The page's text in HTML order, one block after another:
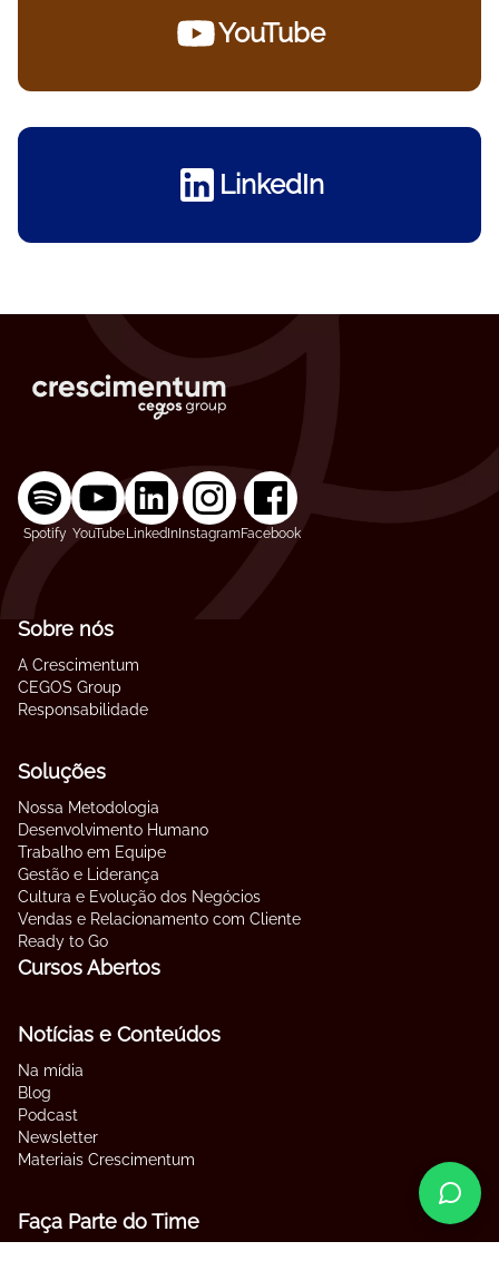
YouTube
LinkedIn
Spotify YouTube LinkedIn InstagramFacebook
Sobre nós
A Crescimentum
CEGOS Group
Responsabilidade
Soluções
Nossa Metodologia
Desenvolvimento Humano
Trabalho em Equipe
Gestão e Liderança
Cultura e Evolução dos Negócios
Vendas e Relacionamento com Cliente
Ready to Go
Cursos Abertos
Notícias e Conteúdos
Na mídia
Blog
Podcast
Newsletter
Materiais Crescimentum
Faça Parte do Time